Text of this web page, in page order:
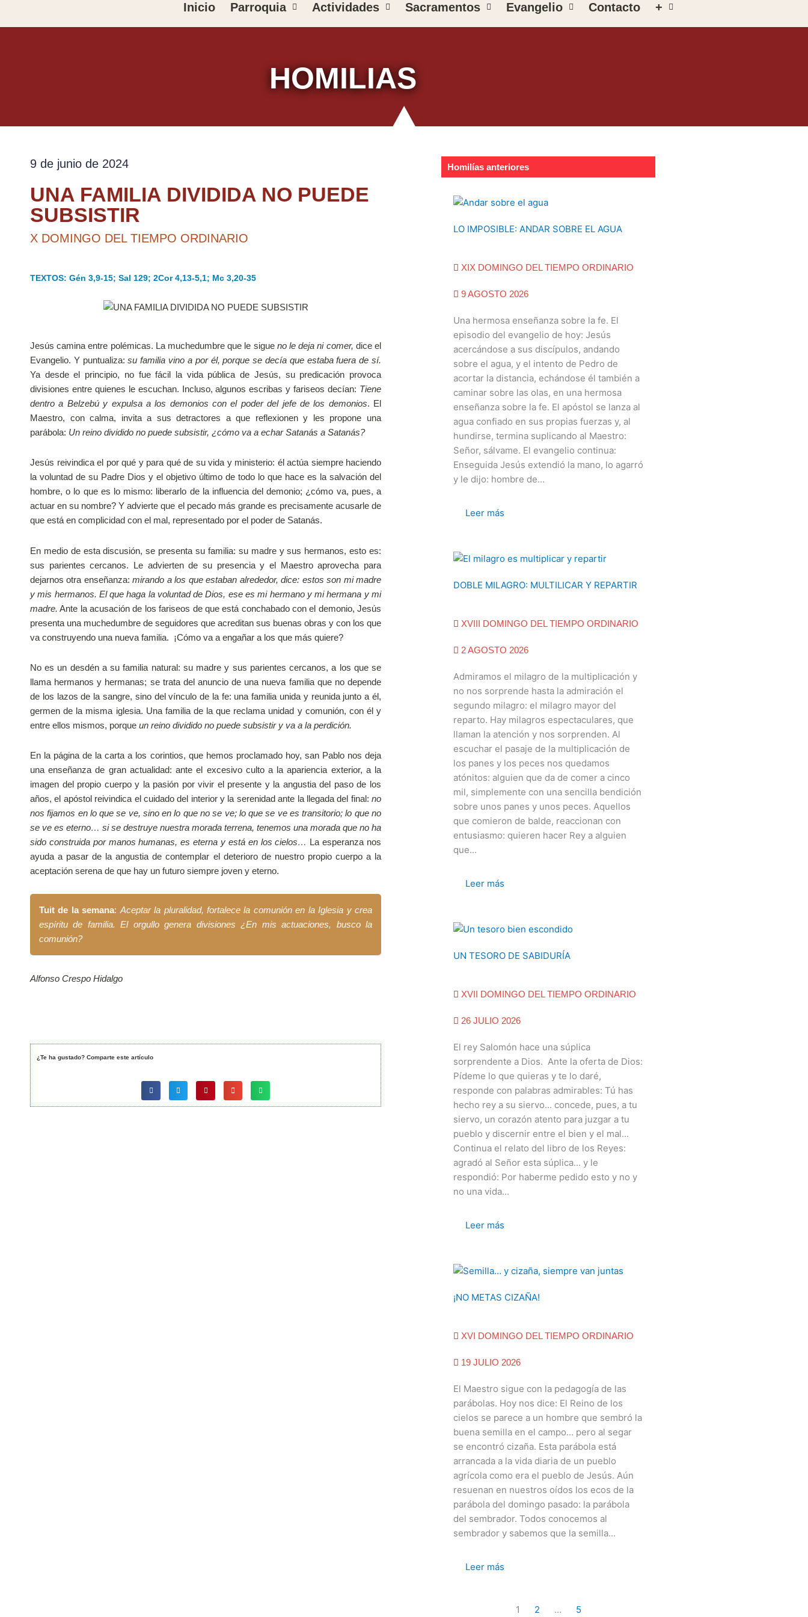
Inicio Parroquia Actividades Sacramentos Evangelio Contacto +
HOMILIAS
9 de junio de 2024
UNA FAMILIA DIVIDIDA NO PUEDE
SUBSISTIR
X DOMINGO DEL TIEMPO ORDINARIO
TEXTOS: Gén 3,9-15; Sal 129; 2Cor 4,13-5,1; Mc 3,20-35
Jesús camina entre polémicas. La muchedumbre que le sigue no le deja ni comer, dice el
Evangelio. Y puntualiza:su familia vino a por él, porque se decía que estaba fuera de sí.
Ya desde el principio, no fue fácil la vida pública de Jesús, su predicación provoca
divisiones entre quienes le escuchan. Incluso, algunos escribas y fariseos decían: Tiene
dentro a Belzebú y expulsa a los demonios con el poder del jefe de los demonios. El
Maestro, con calma, invita a sus detractores a que reflexionen y les propone una
parábola: Un reino dividido no puede subsistir, ¿cómo va a echar Satanás a Satanás?
Jesús reivindica el por qué y para qué de su vida y ministerio: él actúa siempre haciendo
la voluntad de su Padre Dios y el objetivo último de todo lo que hace es la salvación del
hombre, o lo que es lo mismo: liberarlo de la influencia del demonio; ¿cómo va, pues, a
actuar en su nombre? Y advierte que el pecado más grande es precisamente acusarle de
que está en complicidad con el mal, representado por el poder de Satanás.
En medio de esta discusión, se presenta su familia: su madre y sus hermanos, esto es:
sus parientes cercanos. Le advierten de su presencia y el Maestro aprovecha para
dejarnos otra enseñanza:mirando a los que estaban alrededor, dice: estos son mi madre
y mis hermanos. El que haga la voluntad de Dios, ese es mi hermano y mi hermana y mi
madre. Ante la acusación de los fariseos de que está conchabado con el demonio, Jesús
presenta una muchedumbre de seguidores que acreditan sus buenas obras y con los que
va construyendo una nueva familia. ¡Cómo va a engañar a los que más quiere?
No es un desdén a su familia natural: su madre y sus parientes cercanos, a los que se
llama hermanos y hermanas; se trata del anuncio de una nueva familia que no depende
de los lazos de la sangre, sino del vínculo de la fe: una familia unida y reunida junto a él,
germen de la misma iglesia. Una familia de la que reclama unidad y comunión, con él y
entre ellos mismos, porque un reino dividido no puede subsistir y va a la perdición.
En la página de la carta a los corintios, que hemos proclamado hoy, san Pablo nos deja
una enseñanza de gran actualidad: ante el excesivo culto a la apariencia exterior, a la
imagen del propio cuerpo y la pasión por vivir el presente y la angustia del paso de los
años, el apóstol reivindica el cuidado del interior y la serenidad ante la llegada del final: no
nos fijamos en lo que se ve, sino en lo que no se ve; lo que se ve es transitorio; lo que no
se ve es eterno… si se destruye nuestra morada terrena, tenemos una morada que no ha
sido construida por manos humanas, es eterna y está en los cielos… La esperanza nos
ayuda a pasar de la angustia de contemplar el deterioro de nuestro propio cuerpo a la
aceptación serena de que hay un futuro siempre joven y eterno.
Tuit de la semana: Aceptar la pluralidad, fortalece la comunión en la Iglesia y crea
espíritu de familia. El orgullo genera divisiones ¿En mis actuaciones, busco la
comunión?
Alfonso Crespo Hidalgo
¿Te ha gustado? Comparte este artículo
Homilías anteriores
LO IMPOSIBLE: ANDAR SOBRE EL AGUA
XIX DOMINGO DEL TIEMPO ORDINARIO
9 AGOSTO 2026
Una hermosa enseñanza sobre la fe. El
episodio del evangelio de hoy: Jesús
acercándose a sus discípulos, andando
sobre el agua, y el intento de Pedro de
acortar la distancia, echándose él también a
caminar sobre las olas, en una hermosa
enseñanza sobre la fe. El apóstol se lanza al
agua confiado en sus propias fuerzas y, al
hundirse, termina suplicando al Maestro:
Señor, sálvame. El evangelio continua:
Enseguida Jesús extendió la mano, lo agarró
y le dijo: hombre de...
Leer más
DOBLE MILAGRO: MULTILICAR Y REPARTIR
XVIII DOMINGO DEL TIEMPO ORDINARIO
2 AGOSTO 2026
Admiramos el milagro de la multiplicación y
no nos sorprende hasta la admiración el
segundo milagro: el milagro mayor del
reparto. Hay milagros espectaculares, que
llaman la atención y nos sorprenden. Al
escuchar el pasaje de la multiplicación de
los panes y los peces nos quedamos
atónitos: alguien que da de comer a cinco
mil, simplemente con una sencilla bendición
sobre unos panes y unos peces. Aquellos
que comieron de balde, reaccionan con
entusiasmo: quieren hacer Rey a alguien
que...
Leer más
UN TESORO DE SABIDURÍA
XVII DOMINGO DEL TIEMPO ORDINARIO
26 JULIO 2026
El rey Salomón hace una súplica
sorprendente a Dios. Ante la oferta de Dios:
Pídeme lo que quieras y te lo daré,
responde con palabras admirables: Tú has
hecho rey a su siervo... concede, pues, a tu
siervo, un corazón atento para juzgar a tu
pueblo y discernir entre el bien y el mal...
Continua el relato del libro de los Reyes:
agradó al Señor esta súplica... y le
respondió: Por haberme pedido esto y no y
no una vida...
Leer más
¡NO METAS CIZAÑA!
XVI DOMINGO DEL TIEMPO ORDINARIO
19 JULIO 2026
El Maestro sigue con la pedagogía de las
parábolas. Hoy nos dice: El Reino de los
cielos se parece a un hombre que sembró la
buena semilla en el campo... pero al segar
se encontró cizaña. Esta parábola está
arrancada a la vida diaria de un pueblo
agrícola como era el pueblo de Jesús. Aún
resuenan en nuestros oídos los ecos de la
parábola del domingo pasado: la parábola
del sembrador. Todos conocemos al
sembrador y sabemos que la semilla...
Leer más
1 2 … 5